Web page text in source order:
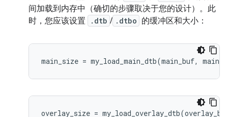
间加载到内存中（确切的步骤取决于您的设计）。此
时，您应该设置
.dtb / .dtbo 的缓冲区和大小：
main_size = my_load_main_dtb(main_buf,
overlay_size = my_load_overlay_dtb(